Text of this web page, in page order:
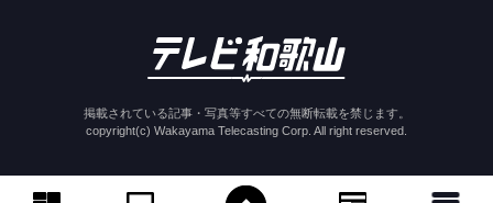
掲載されている記事・写真等すべての無断転載を禁じます。
copyright(c) Wakayama Telecasting Corp. All right reserved.